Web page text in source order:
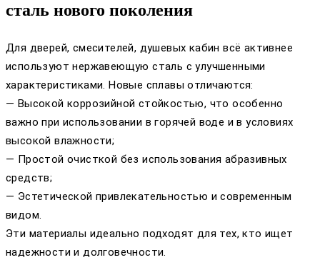
сталь нового поколения
Для дверей, смесителей, душевых кабин всё активнее
используют нержавеющую сталь с улучшенными
характеристиками. Новые сплавы отличаются:
— Высокой коррозийной стойкостью, что особенно
важно при использовании в горячей воде и в условиях
высокой влажности;
— Простой очисткой без использования абразивных
средств;
— Эстетической привлекательностью и современным
видом.
Эти материалы идеально подходят для тех, кто ищет
надежности и долговечности.